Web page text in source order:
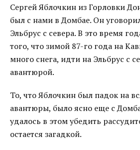
Сергей Яблочкин из Горловки
был с нами в Домбае. Он
Эльбрус с севера. В это время
того, что зимой 87-го года на
много снега, идти на Эльбрус с
авантюрой.
То, что Яблочкин был падок на
авантюры, было ясно еще с
удалось в этом убедить
остается загадкой.